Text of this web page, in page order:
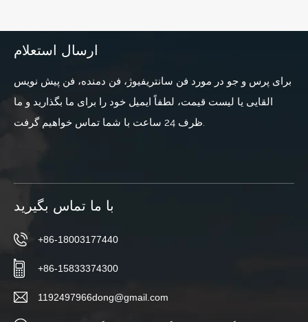
ارسال استعلام
برای پرس و جو در مورد فن سانتریفیوژ، فن دمنده، فن پیش نویس
القایی یا لیست قیمت، لطفاً ایمیل خود را برای ما بگذارید و ما
ظرف 24 ساعت با شما تماس خواهیم گرفت.
با ما تماس بگیرید
+86-18003177440
+86-15833374300
1192497966dong@gmail.com